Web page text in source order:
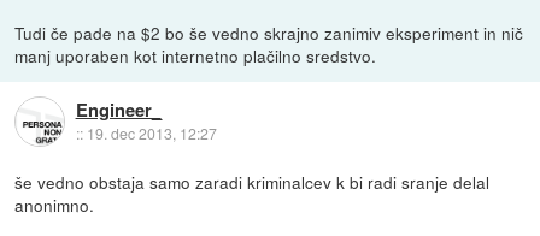
Tudi če pade na $2 bo še vedno skrajno zanimiv eksperiment in nič
manj uporaben kot internetno plačilno sredstvo.
Engineer_
:: 19. dec 2013, 12:27
še vedno obstaja samo zaradi kriminalcev k bi radi sranje delal
anonimno.